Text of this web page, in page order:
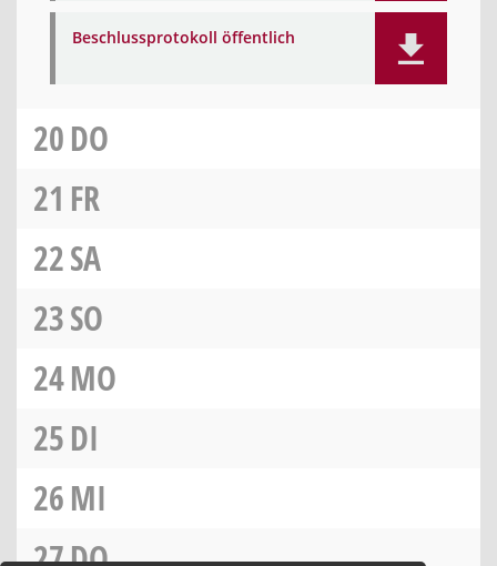
Beschlussprotokoll öffentlich
20DO
21 FR
22SA
23SO
24MO
25DI
26MI